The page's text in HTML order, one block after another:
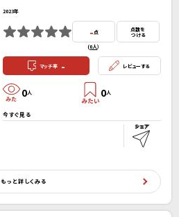
2023年
- 点
(0人）
点数を
つける
マッチ率 - レビューする
0人 0人
今すぐ見る
もっと詳しくみる